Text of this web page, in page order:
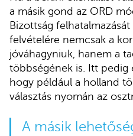
a másik gond az ORD
Bizottság
felvételére nemcsak a
jóváhagyniuk, hanem a
többségének is. Itt pedig
hogy például a holland
választás nyomán az
A másik